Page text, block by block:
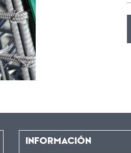
INFORMACIÓN